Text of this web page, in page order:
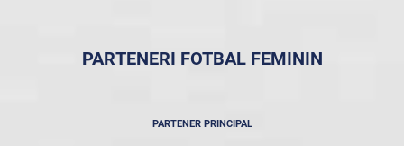
PARTENERI FOTBAL FEMININ
PARTENER PRINCIPAL